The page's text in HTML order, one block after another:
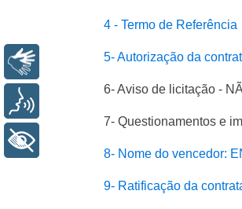
4 - Termo de Referência
5- Autorização da
6- Aviso de licitação -
7- Questionamentos e
8- Nome do vencedor:
9- Ratificação da